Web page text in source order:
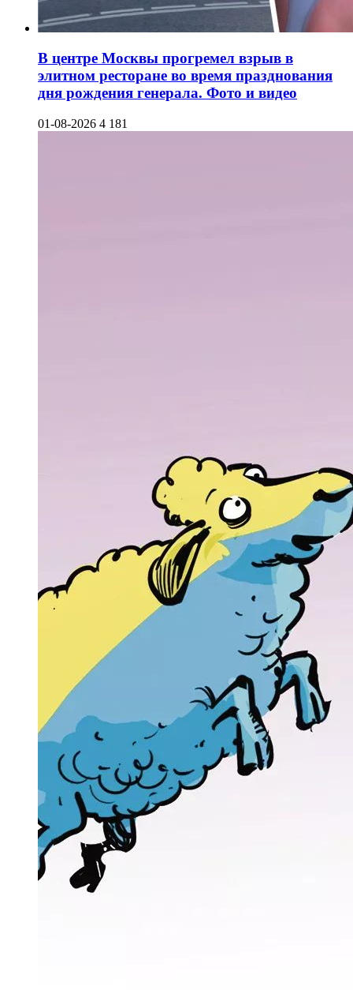
В центре Москвы прогремел взрыв в
элитном ресторане во время празднования
дня рождения генерала. Фото и видео
01-08-2026 4 181